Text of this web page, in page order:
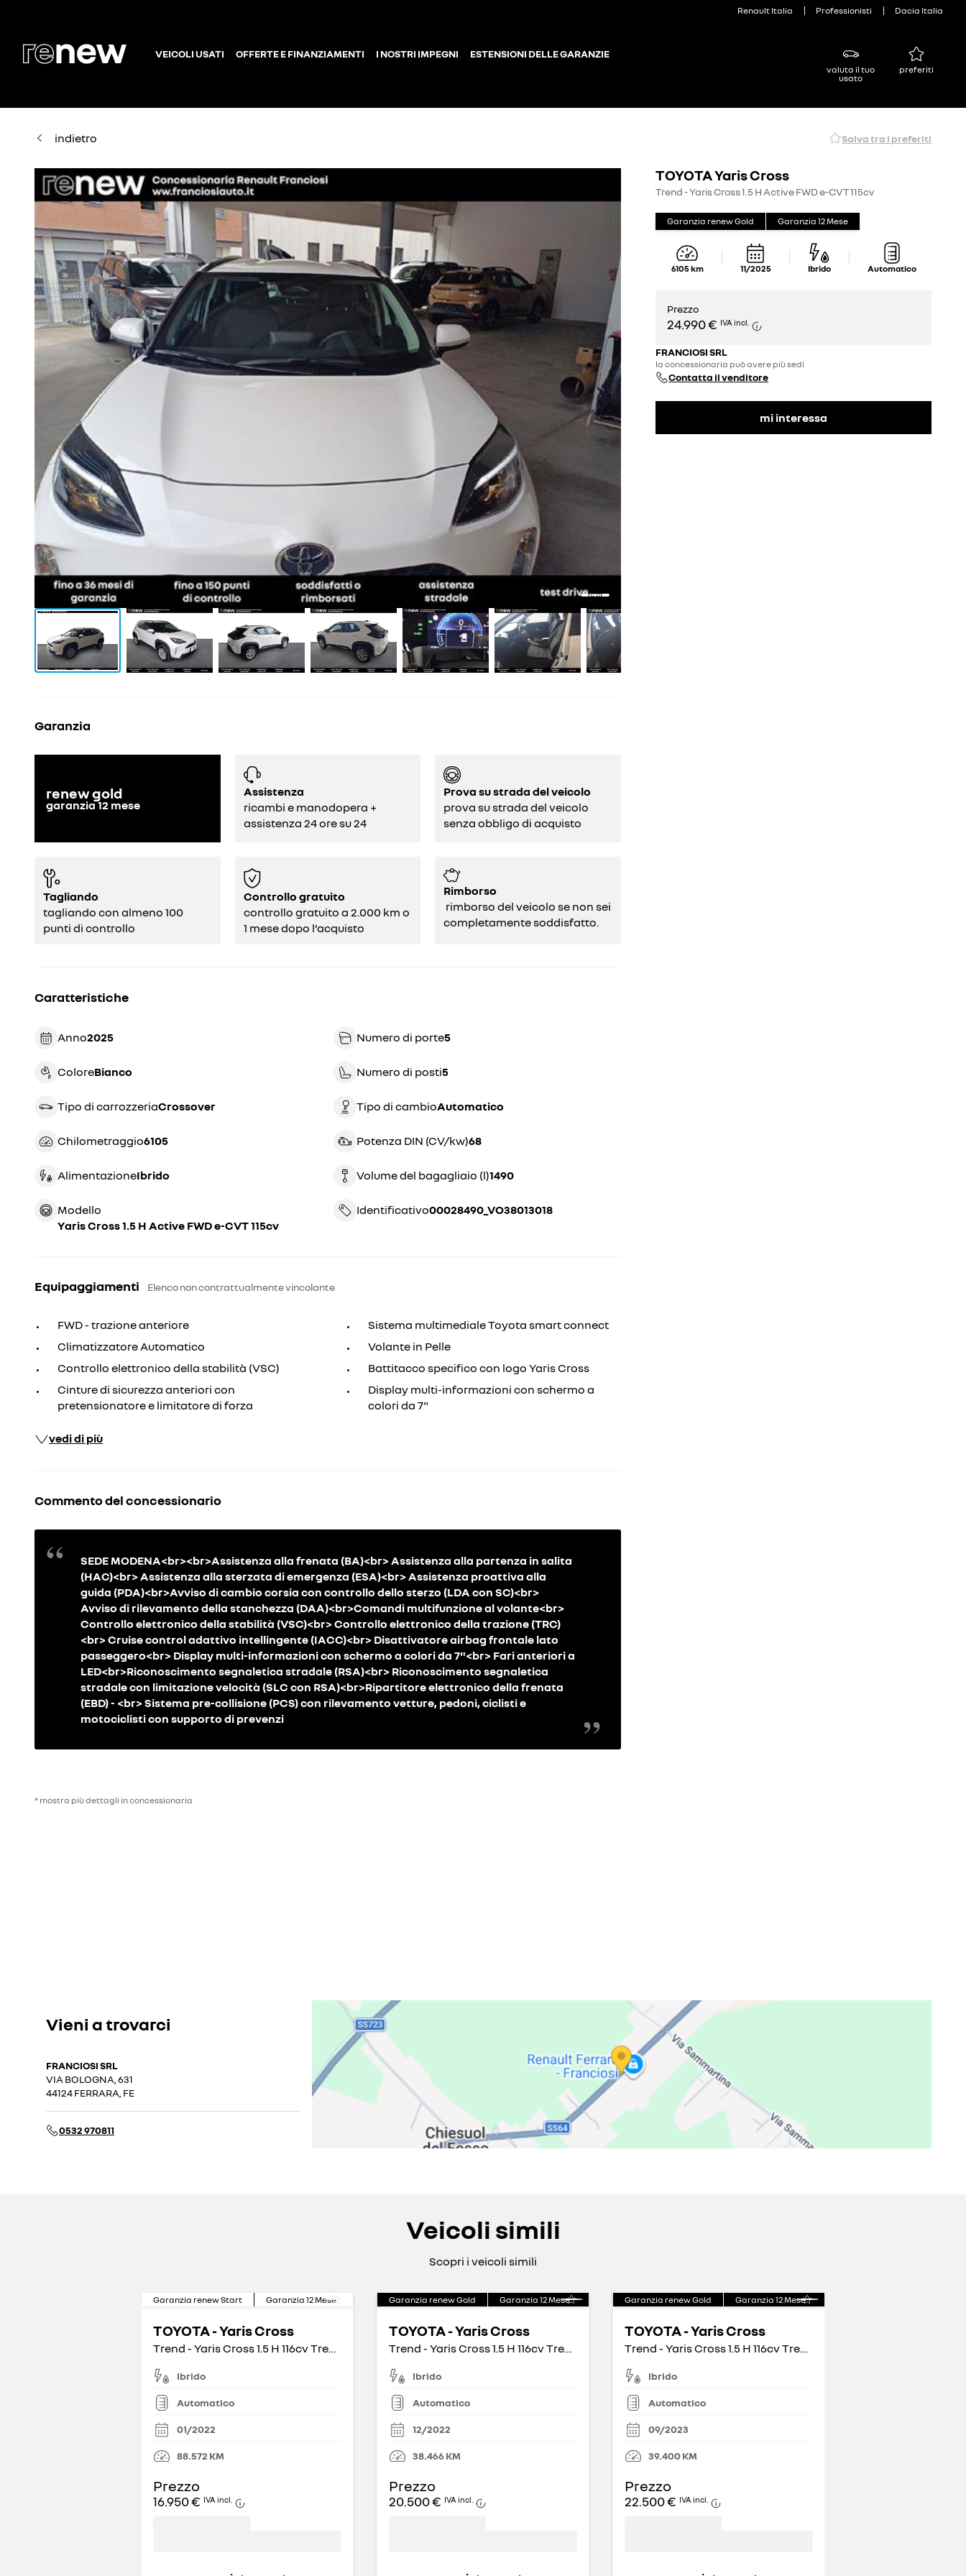
Renault Italia Professionisti Dacia Italia
VEICOLI USATI OFFERTE E FINANZIAMENTI I NOSTRI IMPEGNI ESTENSIONI DELLE GARANZIE
valuta il tuo
usato
preferiti
indietro Salva tra i preferiti
TOYOTA Yaris Cross
Trend - Yaris Cross 1.5 H Active FWD e-CVT 115cv
Garanzia renew Gold Garanzia 12Mese
6105km 11/2025 Ibrido Automatico
Prezzo
24.990 € IVA incl.
FRANCIOSI SRL
la concessionaria può avere più sedi
Contatta il venditore
mi interessa
Garanzia
renew gold
garanzia12 mese
Assistenza
ricambi e manodopera +
assistenza 24 ore su 24
Prova su strada del veicolo
prova su strada del veicolo
senza obbligo di acquisto
Tagliando
tagliando con almeno 100
punti di controllo
Controllo gratuito
controllo gratuito a 2.000 km o
1 mese dopo l’acquisto
Rimborso
rimborso del veicolo se non sei
completamente soddisfatto.
Caratteristiche
Anno 2025
Colore bianco
Tipo di carrozzeria crossover
Chilometraggio 6105
Alimentazione Ibrido
Modello
Yaris Cross 1.5 H Active FWD e-CVT 115cv
Numero di porte5
Numero di posti5
Tipo di cambio automatico
Potenza DIN (CV/kw) 68
Volume del bagagliaio (l) 1490
Identificativo 00028490_VO38013018
Equipaggiamenti Elenco non contrattualmente vincolante
FWD - trazione anteriore
Climatizzatore Automatico
Controllo elettronico della stabilità (VSC)
Cinture di sicurezza anteriori con
pretensionatore e limitatore di forza
Sistema multimediale Toyota smart connect
Volante in Pelle
Battitacco specifico con logo Yaris Cross
Display multi-informazioni con schermo a
colori da 7"
vedi di più
Commento del concessionario
SEDE MODENA<br><br>Assistenza alla frenata (BA)<br> Assistenza alla partenza in salita
(HAC)<br> Assistenza alla sterzata di emergenza (ESA)<br> Assistenza proattiva alla
guida (PDA)<br>Avviso di cambio corsia con controllo dello sterzo (LDA con SC)<br>
Avviso di rilevamento della stanchezza (DAA)<br>Comandi multifunzione al volante<br>
Controllo elettronico della stabilità (VSC)<br> Controllo elettronico della trazione (TRC)
<br> Cruise control adattivo intellingente (IACC)<br> Disattivatore airbag frontale lato
passeggero<br> Display multi-informazioni con schermo a colori da 7"<br> Fari anteriori a
LED<br>Riconoscimento segnaletica stradale (RSA)<br> Riconoscimento segnaletica
stradale con limitazione velocità (SLC con RSA)<br>Ripartitore elettronico della frenata
(EBD) - <br> Sistema pre-collisione (PCS) con rilevamento vetture, pedoni, ciclisti e
motociclisti con supporto di prevenzi
* mostra più dettagli in concessionaria
Vieni a trovarci
FRANCIOSI SRL
VIA BOLOGNA, 631
44124 FERRARA, FE
0532 970811
Veicoli simili
Scopri i veicoli simili
Garanzia renew Start Garanzia 12Mese
TOYOTA - Yaris Cross
Trend - Yaris Cross 1.5 H 116cv Trend FWD e-CVT
Ibrido
Automatico
01/2022
88.572 KM
Prezzo
16.950 € IVA incl.
Garanzia renew Gold Garanzia 12Mese
TOYOTA - Yaris Cross
Trend - Yaris Cross 1.5 H 116cv Trend FWD e-CVT
Ibrido
Automatico
12/2022
38.466KM
Prezzo
20.500 € IVA incl.
Garanzia renew Gold Garanzia 12Mese
TOYOTA - Yaris Cross
Trend - Yaris Cross 1.5 H 116cv Trend FWD e-CVT
Ibrido
Automatico
09/2023
39.400KM
Prezzo
22.500 € IVA incl.